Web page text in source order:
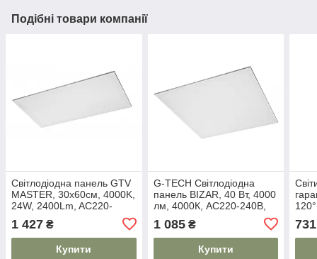
Подібні товари компанії
Світлодіодна панель GTV
MASTER, 30x60см, 4000K,
24W, 2400Lm, AC220-
1 427 ₴
Купити
G-TECH Світлодіодна
панель BIZAR, 40 Вт, 4000
лм, 4000К, AC220-240В,
1 085₴
Купити
Nb)
731